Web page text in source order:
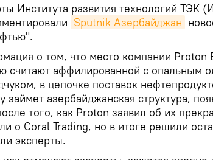
Института развития технологий ТЭК
Sputnik Азербайджан
о том, что место компании Proton
считают аффилированной с опальным
в цепочке поставок
займет азербайджанская структура,
того, как Proton заявил об их
о Coral Trading, но в итоге решили
эксперты.